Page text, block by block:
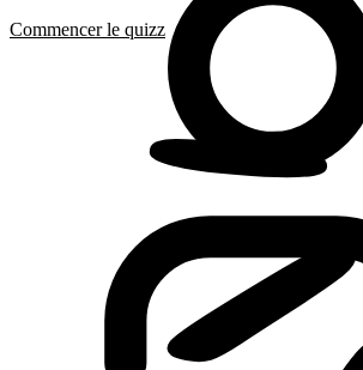
Commencer le quizz